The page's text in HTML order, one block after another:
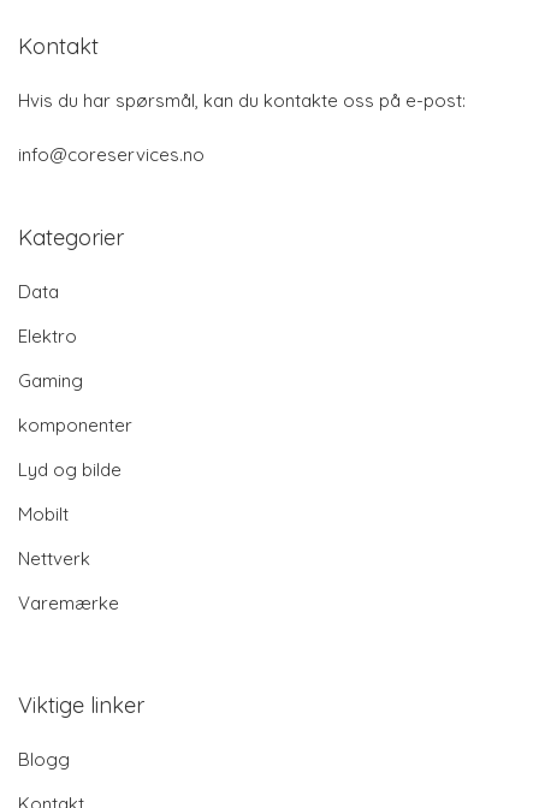
Kontakt
Hvis du har spørsmål, kan du kontakte oss på e-post:
info@coreservices.no
Kategorier
Data
Elektro
Gaming
komponenter
Lyd og bilde
Mobilt
Nettverk
Varemærke
Viktige linker
Blogg